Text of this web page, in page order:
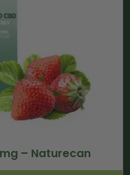
– Naturecan